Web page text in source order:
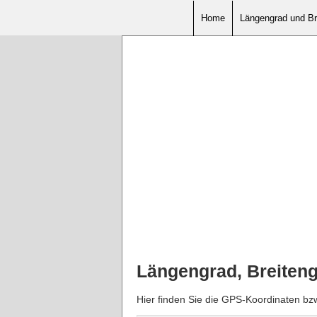
Home Längengrad und
Längengrad,
Hier finden Sie die GPS-Koordinaten